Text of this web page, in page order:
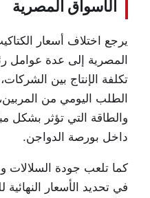
الأسواق المصرية
يرجع اختلاف أسعار
المصرية إلى عدة عوامل
تكلفة الإنتاج بين
الطلب اليومي من
والطاقة التي تؤثر بشكل
داخل بورصة الدواجن.
كما تلعب جودة السلالات
في تحديد الأسعار